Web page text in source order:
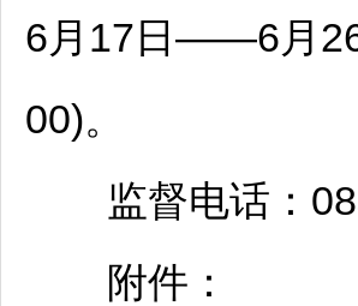
6月17日——6月26
00)。
监督电话：
附件：